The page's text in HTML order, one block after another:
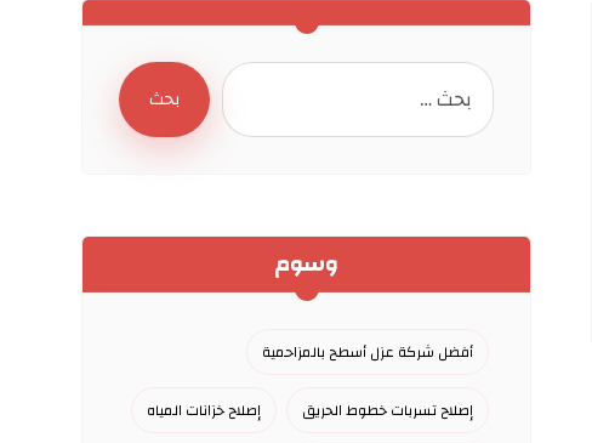
بحث
وسوم
أفضل شركة عزل أسطح بالمزاحمية
إصلاح تسربات خطوط الحريق إصلاح خزانات المياه